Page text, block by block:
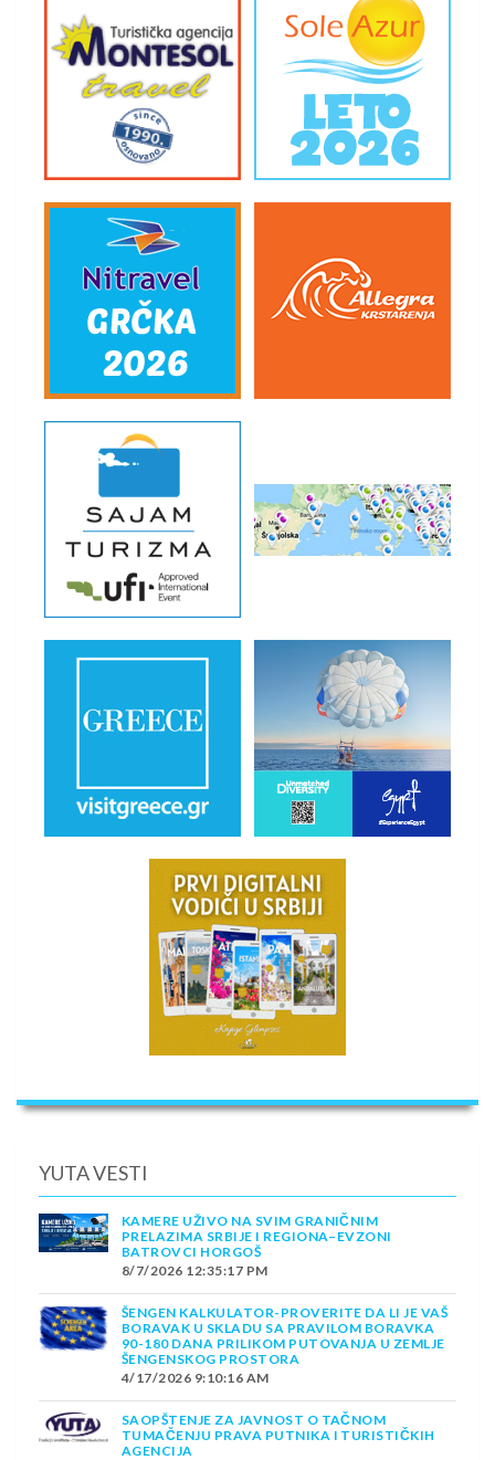
YUTA VESTI
KAMERE UŽIVO NA SVIM GRANIČNIM
PRELAZIMA SRBIJE I REGIONA–EVZONI
BATROVCI HORGOŠ
8/7/2026 12:35:17 PM
ŠENGEN KALKULATOR-PROVERITE DA LI JE VAŠ
BORAVAK U SKLADU SA PRAVILOM BORAVKA
90-180 DANA PRILIKOM PUTOVANJA U ZEMLJE
ŠENGENSKOG PROSTORA
4/17/2026 9:10:16 AM
SAOPŠTENJE ZA JAVNOST O TAČNOM
TUMAČENJU PRAVA PUTNIKA I TURISTIČKIH
AGENCIJA